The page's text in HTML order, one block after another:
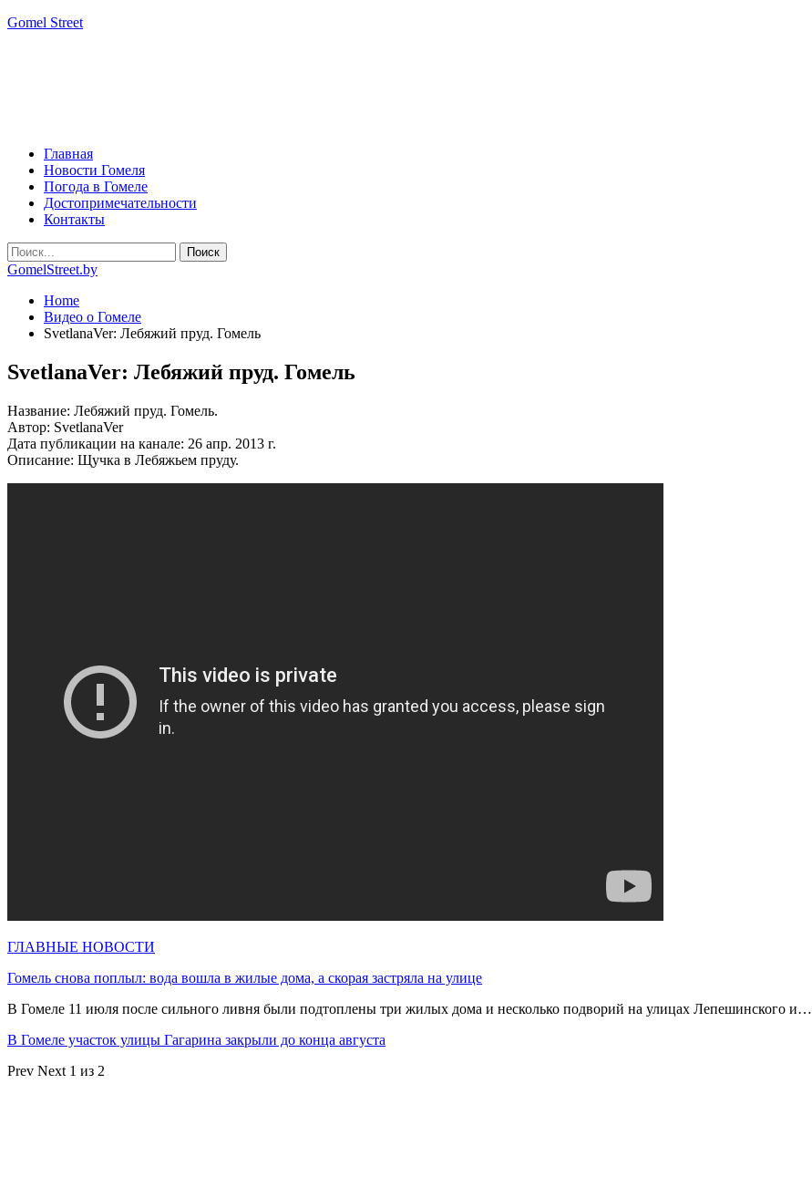
Gomel Street
Главная
Новости Гомеля
Погода в Гомеле
Достопримечательности
Контакты
GomelStreet.by
Home
Видео о Гомеле
SvetlanaVer: Лебяжий пруд. Гомель
SvetlanaVer: Лебяжий пруд. Гомель
Название: Лебяжий пруд. Гомель.
Автор: SvetlanaVer
Дата публикации на канале: 26 апр. 2013 г.
Описание: Щучка в Лебяжьем пруду.
ГЛАВНЫЕ НОВОСТИ
Гомель снова поплыл: вода вошла в жилые дома, а скорая застряла на улице
В Гомеле 11 июля после сильного ливня были подтоплены три жилых дома и несколько подворий на улицах Лепешинского и…
В Гомеле участок улицы Гагарина закрыли до конца августа
Prev Next 1 из 2